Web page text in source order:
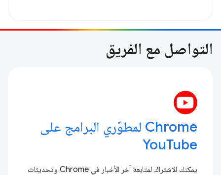
التواصل مع الفريق
Chrome لمطوّري البرامج على
YouTube
يمكنك الاشتراك لمتابعة آخر الأخبار في Chrome وتحديثات